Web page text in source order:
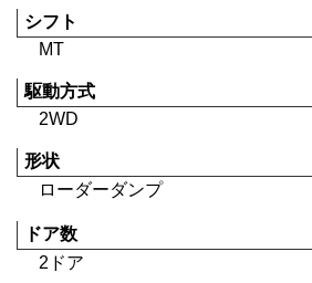
シフト
MT
駆動方式
2WD
形状
ローダーダンプ
ドア数
2ドア